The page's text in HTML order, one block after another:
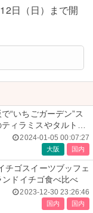
日（日）まで開
“いちごガーデン”ス
ィラミスやタルトな
2024-01-05 00:07:27
大阪 国内
チゴスイーツブッフェ
ドイチゴ食べ比べ
2023-12-30 23:26:46
国内 国内